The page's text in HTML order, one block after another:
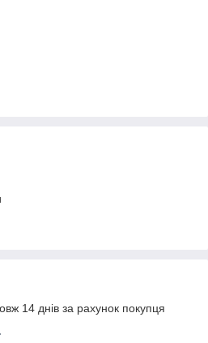
14 днів за рахунок покупця